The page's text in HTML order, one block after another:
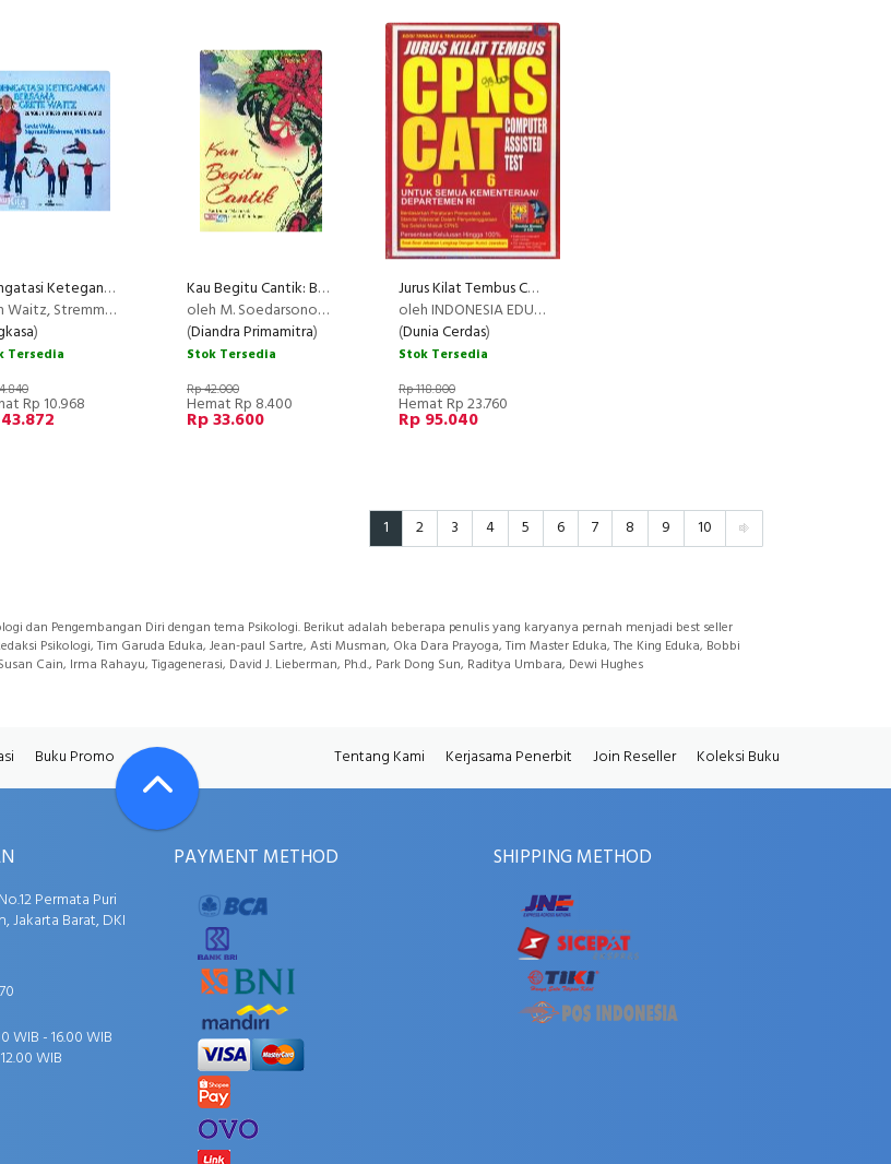
Mengatasi Ketegangan Bersama Grete Waitz
Stremme, Railo
)
Tersedia
Rp 10.968
Kau Begitu Cantik: Bertemu Malaikat di Sudut-sudut Kehidupan
oleh M. Soedarsono/Tectona R.
(Diandra Primamitra)
Stok Tersedia
Rp 42.000
Hemat Rp 8.400
Rp 33.600
Jurus Kilat Tembus CPNS CAT + CD 2016
oleh INDONESIA EDUCATIONS INSTITUTE
(Dunia Cerdas)
Stok Tersedia
Rp 118.800
Hemat Rp 23.760
Rp 95.040
1 2 3 4 5 6 7 8 9 10
dan Pengembangan Diri dengan tema Psikologi. Berikut adalah beberapa penulis yang karyanya pernah menjadi best seller
Psikologi, Tim Garuda Eduka, Jean-paul Sartre, Asti Musman, Oka Dara Prayoga, Tim Master Eduka, The King Eduka, Bobbi
Cain, Irma Rahayu, Tigagenerasi, David J. Lieberman, Ph.d., Park Dong Sun, Raditya Umbara, Dewi Hughes
Buku Promo Tentang Kami Kerjasama Penerbit Join Reseller Koleksi Buku
Permata Puri
Jakarta Barat, DKI
WIB - 16.00 WIB
WIB
PAYMENT METHOD SHIPPING METHOD